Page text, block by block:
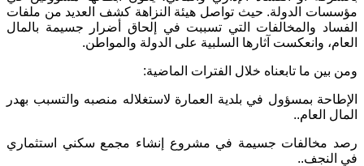
مؤسسات الدولة. حيث تواصل هيئة النزاهة كشف العديد من ملفات
الفساد والمخالفات التي تسببت في إلحاق أضرار جسيمة بالمال
العام، وانعكست آثارها السلبية على الدولة والمواطن.
ومن بين ما تابعناه خلال الفترات الماضية:
الإطاحة بمسؤول في بلدية العمارة لاستغلاله منصبه والتسبب بهدر
المال العام..
رصد مخالفات جسيمة في مشروع إنشاء مجمع سكني استثماري
في النجف..